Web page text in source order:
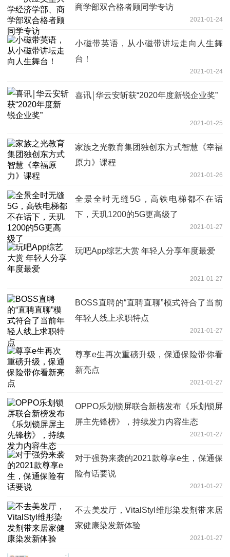
商学部双合格者顾同学专访
2021-01-24
小磁带英语，从小磁带讲坛走向人生舞
台！
2021-01-24
喜讯￨华云安斩获“2020年度新锐企业奖”
2021-01-25
家族之光教育集团独创东方式智慧《幸福
原力》课程
2021-01-26
全景全时无缝5G，高铁电梯都不在话
下，天玑1200的5G更高级了
2021-01-27
玩吧App综艺大赏 年轻人分享年度最爱
2021-01-27
BOSS直聘的“直聘直聊”模式符合了当前
年轻人线上求职特点
2021-01-27
尊享e生再次重磅升级，保通保险带你看
新亮点
2021-01-27
OPPO乐划锁屏联合新榜发布《乐划锁屏
屏主先锋榜》，持续发力内容生态
2021-01-27
对于强势来袭的2021款尊享e生，保通保
险有话要说
2021-01-27
不去美发厅，VitalStyl维彤染发剂带来居
家健康染发新体验
2021-01-27